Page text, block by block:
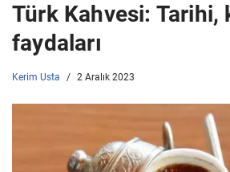
Türk Kahvesi: Tarihi,
faydaları
Kerim Usta 2 Aralık 2023